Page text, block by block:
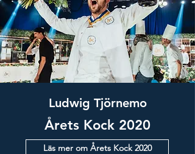
Ludwig Tjörnemo
Årets Kock 2020
Läs mer om Årets Kock 2020